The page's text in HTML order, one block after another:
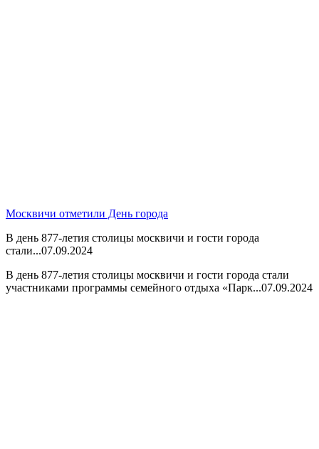
Москвичи отметили День города
В день 877-летия столицы москвичи и гости города
стали...07.09.2024
В день 877-летия столицы москвичи и гости города стали
участниками программы семейного отдыха «Парк...07.09.2024